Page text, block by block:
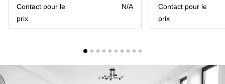
Wallonie
Wavre
Centre
d'affaires
Gand
Contact pour le
prix
N/A
Contact pour le
prix